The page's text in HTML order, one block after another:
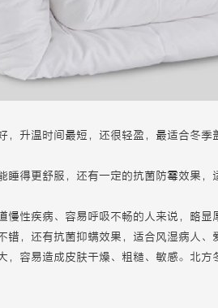
，升温时间最短，还很轻盈，最适合冬
睡得更舒服，还有一定的抗菌防霉效果
性疾病、容易呼吸不畅的人来说，略显
，还有抗菌抑螨效果，适合风湿病人、
，容易造成皮肤干燥、粗糙、敏感。北